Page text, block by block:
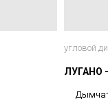
угловой
ЛУГАНО